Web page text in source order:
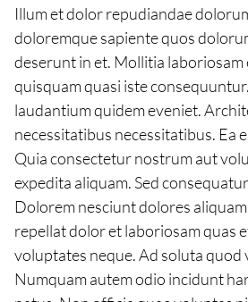
Illum et dolor repudiandae
doloremque sapiente quos
deserunt in et. Mollitia laboriosam
quisquam quasi iste
laudantium quidem eveniet.
necessitatibus necessitatibus. Ea
Quia consectetur nostrum aut
expedita aliquam. Sed
Dolorem nesciunt dolores
repellat dolor et laboriosam quas
voluptates neque. Ad soluta quod
Numquam autem odio incidunt